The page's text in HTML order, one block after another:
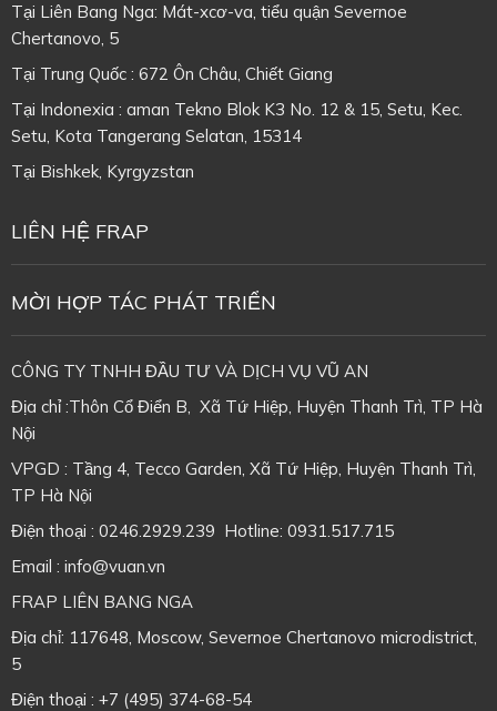
Tại Liên Bang Nga: Mát-xcơ-va, tiểu quận Severnoe
Chertanovo, 5
Tại Trung Quốc : 672 Ôn Châu, Chiết Giang
Tại Indonexia : aman Tekno Blok K3 No. 12 & 15, Setu, Kec.
Setu, Kota Tangerang Selatan, 15314
Tại Bishkek, Kyrgyzstan
LIÊN HỆ FRAP
MỜI HỢP TÁC PHÁT TRIỂN
CÔNG TY TNHH ĐẦU TƯ VÀ DỊCH VỤ VŨ AN
Địa chỉ :Thôn Cổ Điển B, Xã Tứ Hiệp, Huyện Thanh Trì, TP Hà
Nội
VPGD : Tầng 4, Tecco Garden, Xã Tứ Hiệp, Huyện Thanh Trì,
TP Hà Nội
Điện thoại : 0246.2929.239 Hotline: 0931.517.715
Email : info@vuan.vn
FRAP LIÊN BANG NGA
Địa chỉ: 117648, Moscow, Severnoe Chertanovo microdistrict,
5
Điện thoại : +7 (495) 374-68-54